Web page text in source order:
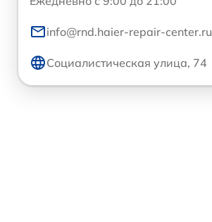
info@rnd.haier-repair-center.ru
Социалистическая улица, 74